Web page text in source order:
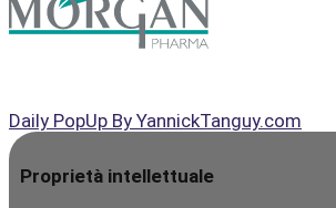
Daily PopUp By YannickTanguy.com
Proprietà intellettuale